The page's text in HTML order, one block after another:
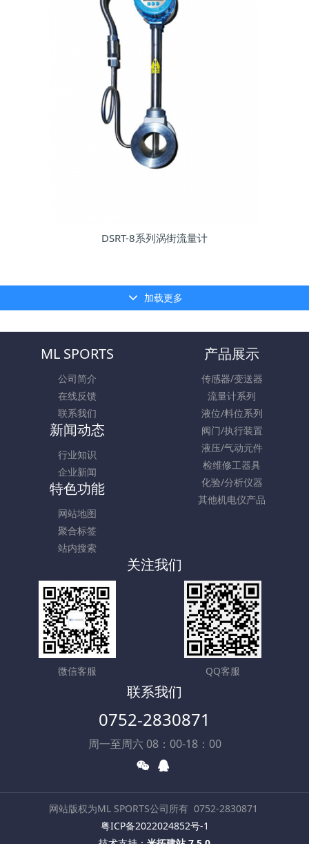
DSRT-8系列涡街流量计
加载更多
ML SPORTS
公司简介
在线反馈
联系我们
产品展示
传感器/变送器
流量计系列
液位/料位系列
阀门/执行装置
液压/气动元件
检维修工器具
化验/分析仪器
其他机电仪产品
新闻动态
行业知识
企业新闻
特色功能
网站地图
聚合标签
站内搜索
关注我们
微信客服 QQ客服
联系我们
0752-2830871
周一至周六 08：00-18：00
网站版权为ML SPORTS公司所有 0752-2830871
粤ICP备2022024852号-1